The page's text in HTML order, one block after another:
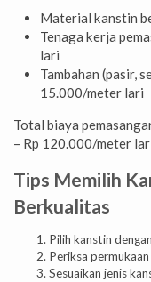
Material kanstin
Tenaga kerja
lari
Tambahan (pasir,
15.000/meter lari
Total biaya
– Rp 120.000/meter
Tips Memilih
Berkualitas
Pilih kanstin
Periksa
Sesuaikan jenis